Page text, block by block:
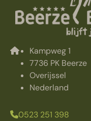
Kampweg 1
7736 PK Beerze
Overijssel
Nederland
0523 251 398